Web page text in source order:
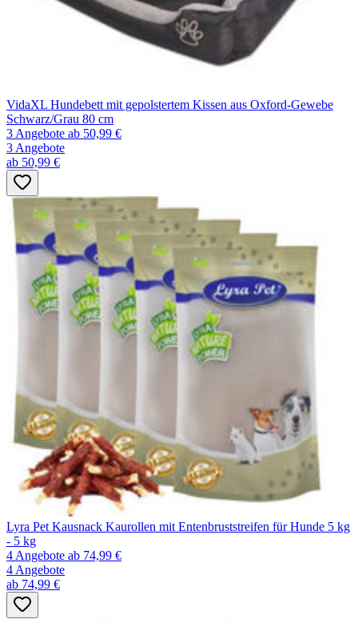
VidaXL Hundebett mit gepolstertem Kissen aus Oxford-Gewebe
Schwarz/Grau 80 cm
3 Angebote ab 50,99 €
3 Angebote
ab 50,99 €
Lyra Pet Kausnack Kaurollen mit Entenbruststreifen für Hunde 5 kg
- 5 kg
4 Angebote ab 74,99 €
4 Angebote
ab 74,99 €